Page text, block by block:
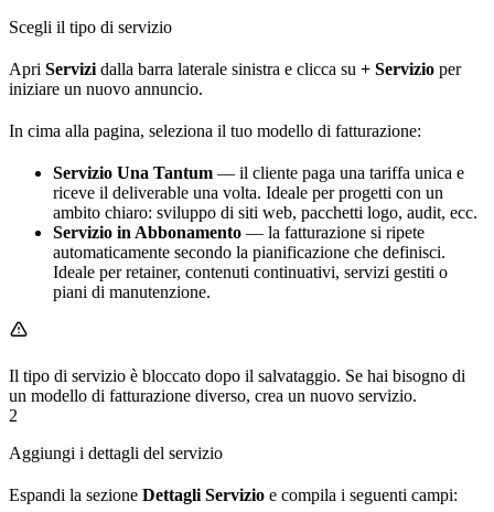
Scegli il tipo di servizio
Apri Servizi dalla barra laterale sinistra e clicca su + Servizio per
iniziare un nuovo annuncio.
In cima alla pagina, seleziona il tuo modello di fatturazione:
Servizio Una Tantum — il cliente paga una tariffa unica e
riceve il deliverable una volta. Ideale per progetti con un
ambito chiaro: sviluppo di siti web, pacchetti logo, audit, ecc.
Servizio in Abbonamento — la fatturazione si ripete
automaticamente secondo la pianificazione che definisci.
Ideale per retainer, contenuti continuativi, servizi gestiti o
piani di manutenzione.
Il tipo di servizio è bloccato dopo il salvataggio. Se hai bisogno di
un modello di fatturazione diverso, crea un nuovo servizio.
2
Aggiungi i dettagli del servizio
Espandi la sezione Dettagli Servizio e compila i seguenti campi: